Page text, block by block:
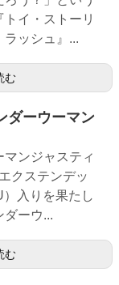
イ・ストーリ
ラッシュ』...
む
ダーウーマン
マンジャスティ
クステンデッ
）入りを果たし
ダーウ...
む